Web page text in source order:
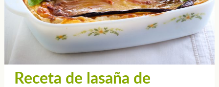
Receta de lasaña de